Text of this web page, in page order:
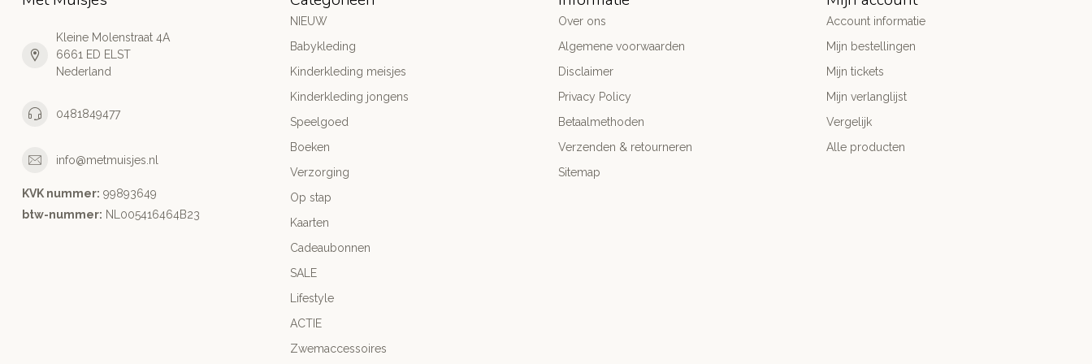
Kleine Molenstraat 4A
6661 ED ELST
Nederland
0481849477
info@metmuisjes.nl
KVK nummer: 99893649
btw-nummer: NL005416464B23
NIEUW
Babykleding
Kinderkleding meisjes
Kinderkleding jongens
Speelgoed
Boeken
Verzorging
Op stap
Kaarten
Cadeaubonnen
SALE
Lifestyle
ACTIE
Zwemaccessoires
Over ons
Algemene voorwaarden
Disclaimer
Privacy Policy
Betaalmethoden
Verzenden & retourneren
Sitemap
Account informatie
Mijn bestellingen
Mijn tickets
Mijn verlanglijst
Vergelijk
Alle producten